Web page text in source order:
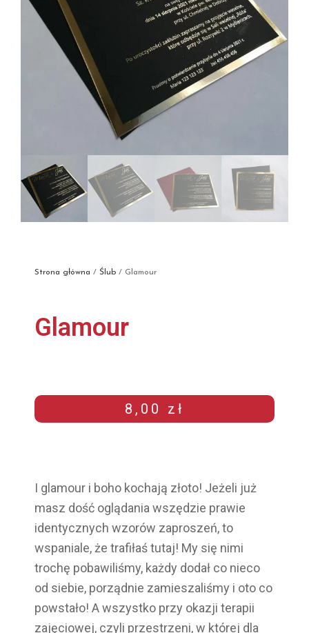
Strona główna / Ślub / Glamour
Glamour
8,00 zł
I glamour i boho kochają złoto! Jeżeli już
masz dość oglądania wszędzie prawie
identycznych wzorów zaproszeń, to
wspaniale, że trafiłaś tutaj! My się nimi
trochę pobawiliśmy, każdy dodał co nieco
od siebie, porządnie zamieszaliśmy i oto co
powstało! A wszystko przy okazji terapii
zajęciowej, czyli przestrzeni, w której dla